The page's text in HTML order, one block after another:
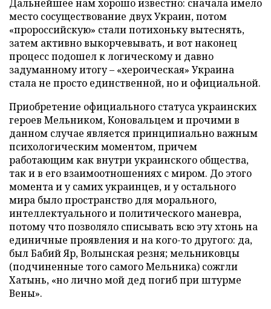
Дальнейшее нам хорошо известно: сначала имело
место сосуществование двух Украин, потом
«пророссийскую» стали потихоньку вытеснять,
затем активно выкорчевывать, и вот наконец
процесс подошел к логическому и давно
задуманному итогу – «хероическая» Украина
стала не просто единственной, но и официальной.
Приобретение официального статуса украинских
героев Мельником, Коновальцем и прочими в
данном случае является принципиально важным
психологическим моментом, причем
работающим как внутри украинского общества,
так и в его взаимоотношениях с миром. До этого
момента и у самих украинцев, и у остального
мира было пространство для морального,
интеллектуального и политического маневра,
потому что позволяло списывать всю эту хтонь на
единичные проявления и на кого-то другого: да,
был Бабий Яр, Волынская резня; мельниковцы
(подчиненные того самого Мельника) сожгли
Хатынь, «но лично мой дед погиб при штурме
Вены».